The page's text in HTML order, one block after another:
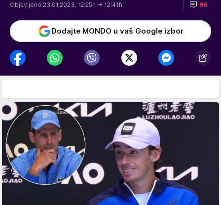
Objavljeno 23.01.2023. 12:25h → 12:41h 96
Dodajte MONDO u vaš Google izbor